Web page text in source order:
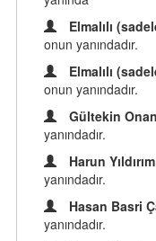
Elmalılı
onun yanındadır.
Elmalılı
onun yanındadır.
Gültekin Onan
yanındadır.
Harun Yıldırım
yanındadır.
Hasan Basri
yanındadır.